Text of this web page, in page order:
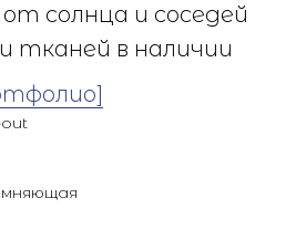
солнца и соседей
тканей в наличии